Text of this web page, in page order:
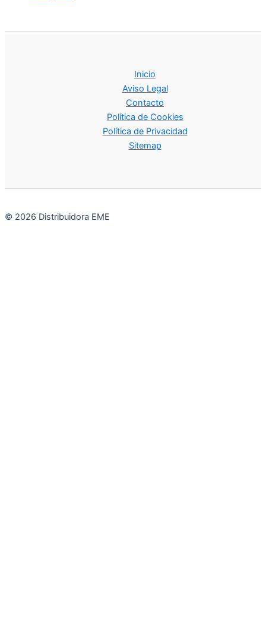
Inicio
Aviso Legal
Contacto
Política de Cookies
Política de Privacidad
Sitemap
© 2026 Distribuidora EME